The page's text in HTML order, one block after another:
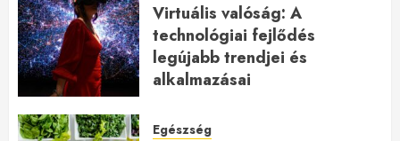
Virtuális valóság: A
technológiai fejlődés
legújabb trendjei és
alkalmazásai
Egészség